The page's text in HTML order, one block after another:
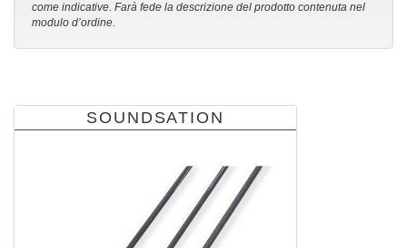
come indicative. Farà fede la descrizione del prodotto contenuta nel
modulo d’ordine.
SOUNDSATION